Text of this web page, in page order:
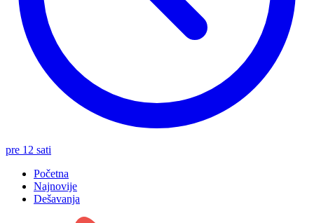
pre 12 sati
Početna
Najnovije
Dešavanja